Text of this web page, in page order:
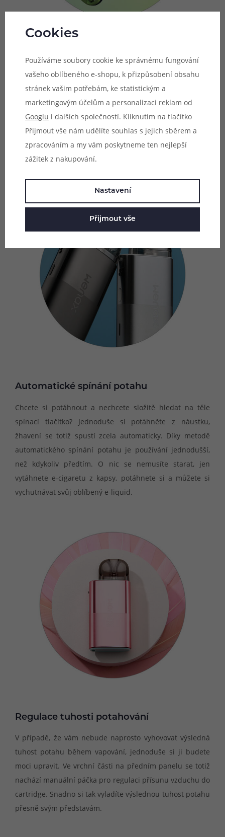
Tři režimy intenzity
Elektronická cigareta Wenax U Pod Kit nabídne nesmírně
snadné a jednoduché ovládání. Na předním panelu se
nachází velké tlačítko, pomocí kterého budete moci e-
cigaretu kdykoliv pohodlně zapnout, nebo vypnout.
Tlačítko slouží také pro rychlou změnu intenzity
samotného žhavení, na výběr máte hned tři režimy
intenzity výstupního napětí pro rozdílnou produkci páry.
Automatické spínání potahu
Chcete si potáhnout a nechcete složitě hledat na těle
spínací tlačítko? Jednoduše si potáhněte z náustku,
žhavení se totiž spustí zcela automaticky. Díky metodě
automatického spínání potahu je používání jednodušší,
než kdykoliv předtím. O nic se nemusíte starat, jen
vytáhnete e-cigaretu z kapsy, potáhnete si a můžete si
vychutnávat svůj oblíbený e-liquid.
Regulace tuhosti potahování
V případě, že vám nebude naprosto vyhovovat výsledná
tuhost potahu během vapování, jednoduše si ji budete
moci upravit. Ve vrchní části na předním panelu se totiž
nachází manuální páčka pro regulaci přísunu vzduchu do
cartridge. Snadno si tak vyladíte výslednou tuhost potahu
přesně svým představám.
Cookies
Používáme soubory cookie ke správnému fungování
vašeho oblíbeného e-shopu, k přizpůsobení obsahu
stránek vašim potřebám, ke statistickým a
marketingovým účelům a personalizaci reklam od
Googlu i dalších společností. Kliknutím na tlačítko
Přijmout vše nám udělíte souhlas s jejich sběrem a
zpracováním a my vám poskytneme ten nejlepší
zážitek z nakupování.
Nastavení
Přijmout vše